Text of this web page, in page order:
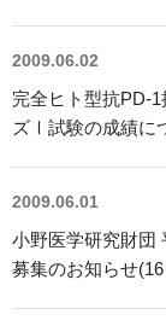
2009.06.02
完全ヒト型抗PD-
ズⅠ試験の成績に
2009.06.01
小野医学研究財団
募集のお知らせ